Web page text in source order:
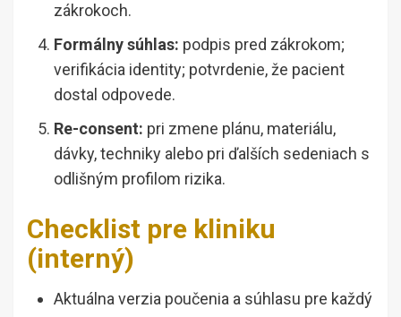
zákrokoch.
Formálny súhlas: podpis pred zákrokom;
verifikácia identity; potvrdenie, že pacient
dostal odpovede.
Re-consent: pri zmene plánu, materiálu,
dávky, techniky alebo pri ďalších sedeniach s
odlišným profilom rizika.
Checklist pre kliniku
(interný)
Aktuálna verzia poučenia a súhlasu pre každý